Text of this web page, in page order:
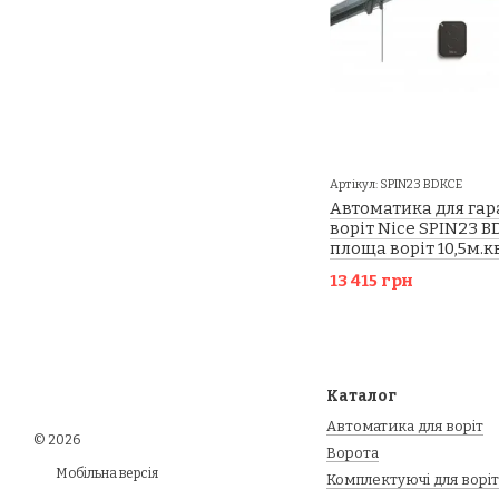
Артікул: SPIN23 BDKCE
Автоматика для
воріт Nice SPIN23
площа воріт
13 415 грн
© 2026
Мобільна версія
Каталог
Автоматика для воріт
Ворота
Комплектуючі для воріт